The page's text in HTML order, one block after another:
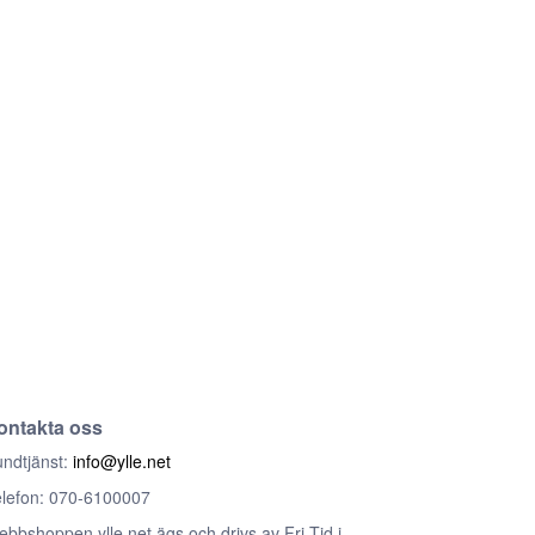
oss
info@ylle.net
070-6100007